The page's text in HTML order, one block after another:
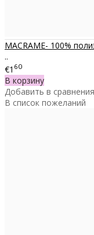
MACRAME- 100%
..
€1 60
В корзину
Добавить в сравнения
В список пожеланий